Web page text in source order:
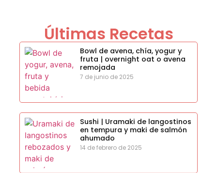
Últimas Recetas
Bowl de avena, chía, yogur y
fruta | overnight oat o avena
remojada
7 de junio de 2025
Sushi | Uramaki de langostinos
en tempura y maki de salmón
ahumado
14 de febrero de 2025